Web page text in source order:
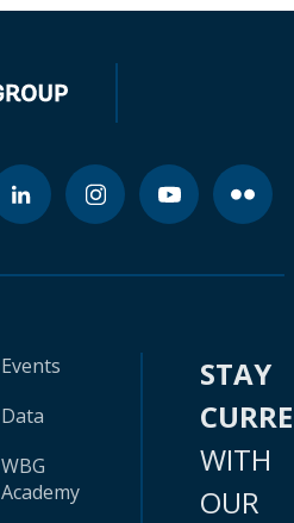
Events
Data
WBG
Academy
STAY
WITH
OUR